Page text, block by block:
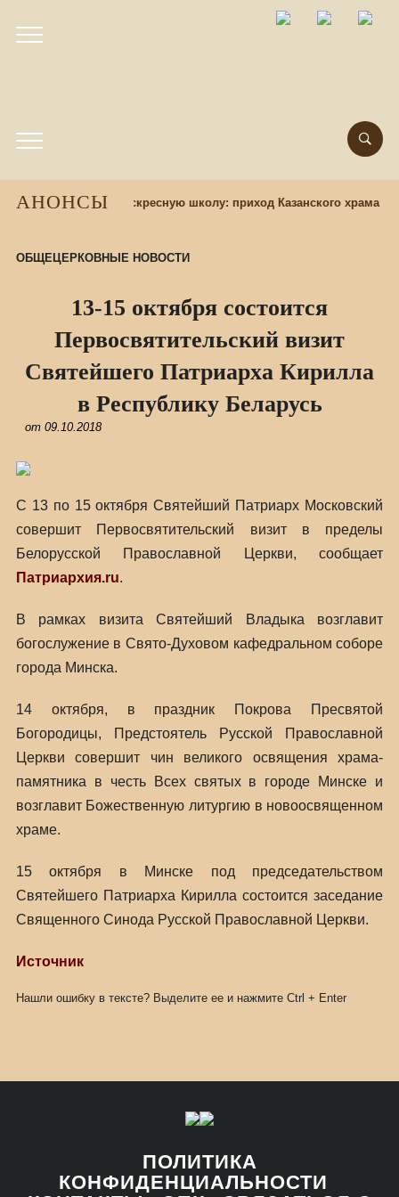
АНОНСЫ
Набор учащихся в воскресную школу: приход Казанского храма
ОБЩЕЦЕРКОВНЫЕ НОВОСТИ
13-15 октября состоится
Первосвятительский визит
Святейшего Патриарха Кирилла
в Республику Беларусь
от 09.10.2018
С 13 по 15 октября Святейший Патриарх Московский
совершит Первосвятительский визит в пределы
Белорусской Православной Церкви, сообщает
Патриархия.ru.
В рамках визита Святейший Владыка возглавит
богослужение в Свято-Духовом кафедральном соборе
города Минска.
14 октября, в праздник Покрова Пресвятой
Богородицы, Предстоятель Русской Православной
Церкви совершит чин великого освящения храма-
памятника в честь Всех святых в городе Минске и
возглавит Божественную литургию в новоосвященном
храме.
15 октября в Минске под председательством
Святейшего Патриарха Кирилла состоится заседание
Священного Синода Русской Православной Церкви.
Источник
Нашли ошибку в тексте? Выделите ее и нажмите Ctrl + Enter
ПОЛИТИКА
КОНФИДЕНЦИАЛЬНОСТИ